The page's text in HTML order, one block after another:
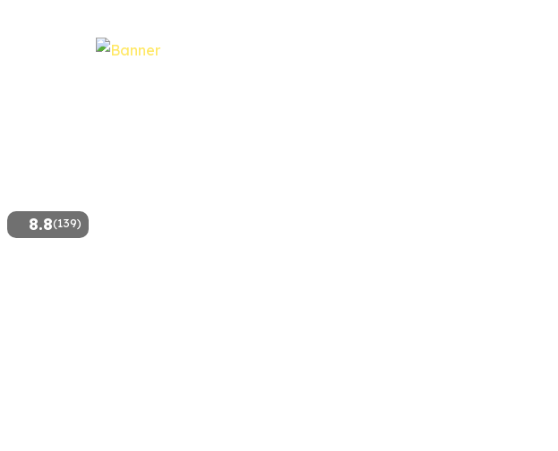
8.8(139)